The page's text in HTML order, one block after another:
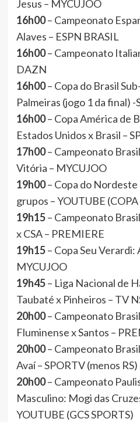
Jesus – MYCUJOO
16h00– Campeonato
Alaves – ESPN BRASIL
16h00– Campeonato
DAZN
16h00– Copa do Brasil
Palmeiras (jogo 1 da final)
16h00– Copa América de
Estados Unidos x Brasil –
17h00– Campeonato
Vitória – MYCUJOO
19h00– Copa do
grupos – YOUTUBE
19h15– Campeonato
x CSA – PREMIERE
19h15– Copa Seu Verardi:
MYCUJOO
19h45– Liga Nacional de
Taubaté x Pinheiros – TV
20h00– Campeonato
Fluminense x Santos –
20h00– Campeonato
Avaí – SPORTV (menos
20h00– Campeonato
Masculino: Mogi das
YOUTUBE (GCS SPORTS)